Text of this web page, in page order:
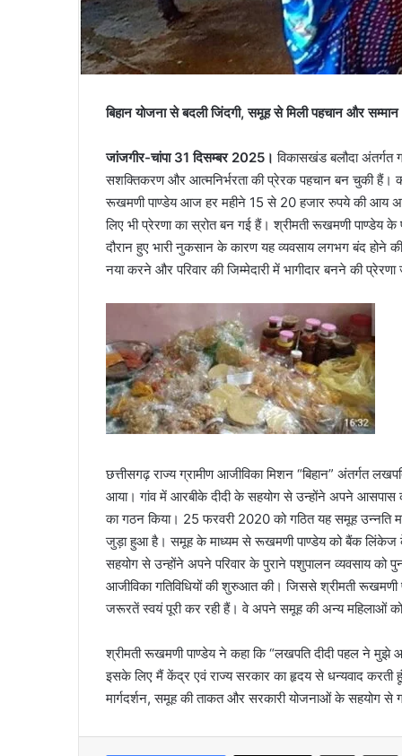
बिहान योजना से बदली जिंदगी, समूह से मिली पहचान और सम्मान
जांजगीर-चांपा 31 दिसम्बर 2025। विकासखंड बलौदा अंतर्गत
सशक्तिकरण और आत्मनिर्भरता की प्रेरक पहचान बन चुकी हैं।
रूखमणी पाण्डेय आज हर महीने 15 से 20 हजार रुपये की आय
लिए भी प्रेरणा का स्रोत बन गई हैं। श्रीमती रूखमणी
दौरान हुए भारी नुकसान के कारण यह व्यवसाय लगभग बंद
नया करने और परिवार की जिम्मेदारी में भागीदार बनने की प्रेरणा
छत्तीसगढ़ राज्य ग्रामीण आजीविका मिशन “बिहान” अंतर्गत
आया। गांव में आरबीके दीदी के सहयोग से उन्होंने अपने आसपास
का गठन किया। 25 फरवरी 2020 को गठित यह समूह उन्नति
जुड़ा हुआ है। समूह के माध्यम से रूखमणी पाण्डेय को बैंक
सहयोग से उन्होंने अपने परिवार के पुराने पशुपालन व्यवसाय को
आजीविका गतिविधियों की शुरुआत की। जिससे श्रीमती
जरूरतें स्वयं पूरी कर रही हैं। वे अपने समूह की अन्य महिलाओं को
श्रीमती रूखमणी पाण्डेय ने कहा कि “लखपति दीदी पहल ने मुझे
इसके लिए मैं केंद्र एवं राज्य सरकार का हृदय से धन्यवाद
मार्गदर्शन, समूह की ताकत और सरकारी योजनाओं के सहयोग से